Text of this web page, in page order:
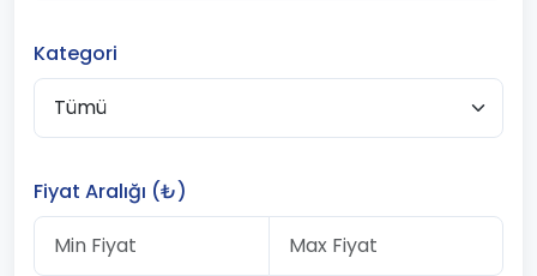
Kategori
Fiyat Aralığı (₺)